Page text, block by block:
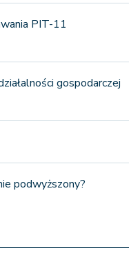
PIT-11
gospodarczej
podwyższony?